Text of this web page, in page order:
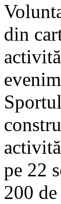
din
pe 22
200